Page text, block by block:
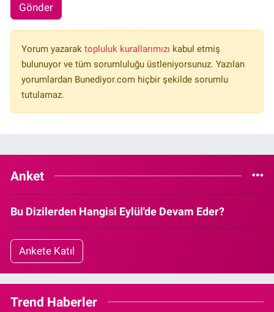
Gönder
Yorum yazarak topluluk kurallarımızı kabul etmiş
bulunuyor ve tüm sorumluluğu üstleniyorsunuz. Yazılan
yorumlardan Bunediyor.com hiçbir şekilde sorumlu
tutulamaz.
Anket
Bu Dizilerden Hangisi Eylül'de Devam Eder?
Ankete Katıl
Trend Haberler